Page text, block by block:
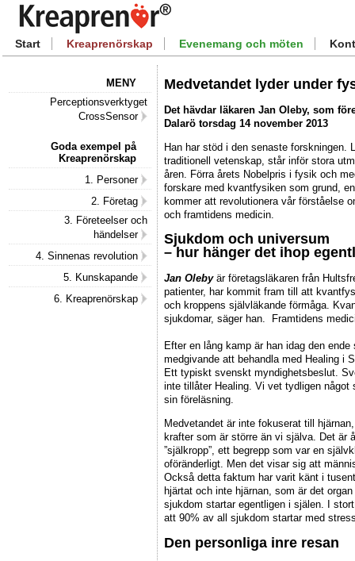
Start Kreaprenörskap Evenemang och möten
MENY
Perceptionsverktyget
CrossSensor
Goda exempel på
Kreaprenörskap
1. Personer
2. Företag
3. Företeelser och
händelser
4. Sinnenas revolution
5. Kunskapande
6. Kreaprenörskap
Medvetandet lyder under
Det hävdar läkaren Jan Oleby, som
Dalarö torsdag 14 november 2013
Han har stöd i den senaste forskningen.
traditionell vetenskap, står inför stora
åren. Förra årets Nobelpris i fysik och
forskare med kvantfysiken som grund,
kommer att revolutionera vår förståelse
och framtidens medicin.
Sjukdom och universum
– hur hänger det ihop
Jan Olebyär företagsläkaren från
patienter, har kommit fram till att
och kroppens självläkande förmåga.
sjukdomar, säger han. Framtidens
Efter en lång kamp är han idag den
medgivande att behandla med Healing i
Ett typiskt svenskt myndighetsbeslut.
inte tillåter Healing. Vi vet tydligen
sin föreläsning.
Medvetandet är inte fokuserat till
krafter som är större än vi själva. Det är
”själkropp”, ett begrepp som var en
oföränderligt. Men det visar sig att
Också detta faktum har varit känt i
hjärtat och inte hjärnan, som är det
sjukdom startar egentligen i själen. I
att 90% av all sjukdom startar med
Den personliga inre resan